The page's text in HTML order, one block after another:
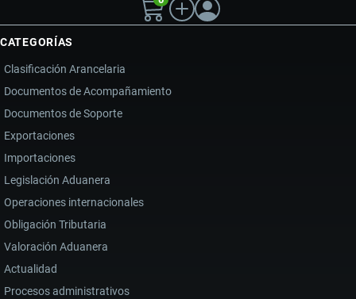
CATEGORÍAS
Clasificación Arancelaria
Documentos de Acompañamiento
Documentos de Soporte
Exportaciones
Importaciones
Legislación Aduanera
Operaciones internacionales
Obligación Tributaria
Valoración Aduanera
Actualidad
Procesos administrativos